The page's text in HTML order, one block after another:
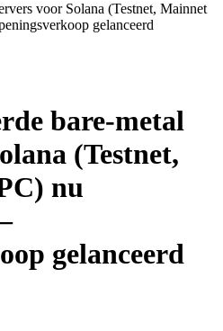
voor Solana (Testnet, Mainnet
gelanceerd
bare-metal
(Testnet,
nu
gelanceerd